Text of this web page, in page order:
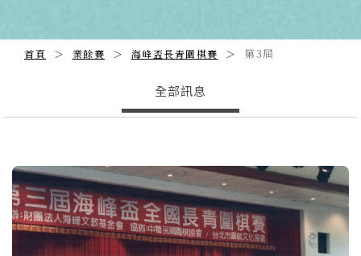
首頁 業餘賽 海峰盃長青圍棋賽 第3屆
全部訊息
Previous